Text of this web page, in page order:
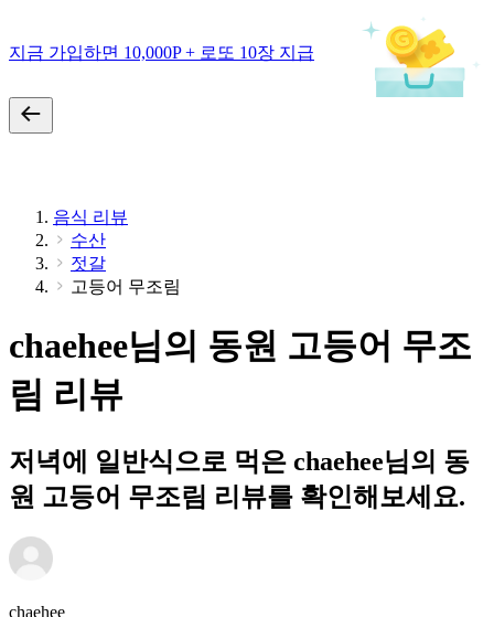
지금 가입하면 10,000P + 로또 10장 지급
음식 리뷰
수산
젓갈
고등어 무조림
chaehee님의 동원 고등어 무조
림 리뷰
저녁에 일반식으로 먹은 chaehee님의 동
원 고등어 무조림 리뷰를 확인해보세요.
chaehee